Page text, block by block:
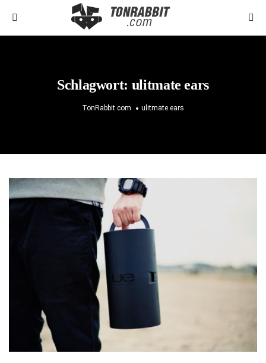
Schlagwort: ulitmate ears
TonRabbit.com ulitmate ears